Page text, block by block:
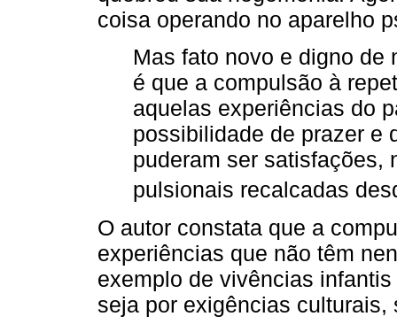
coisa operando no aparelho
Mas fato novo e digno de
é que a compulsão à
aquelas experiências do
possibilidade de prazer e
puderam ser satisfações,
pulsionais recalcadas
O autor constata que a
experiências que não têm
exemplo de vivências
seja por exigências